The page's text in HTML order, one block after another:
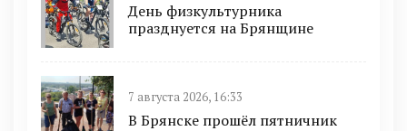
День физкультурника
празднуется на Брянщине
7 августа 2026, 16:33
В Брянске прошёл пятничник